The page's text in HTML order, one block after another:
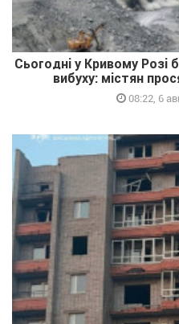
Сьогодні у Кривому Розі
вибуху: містян
08:22, 6